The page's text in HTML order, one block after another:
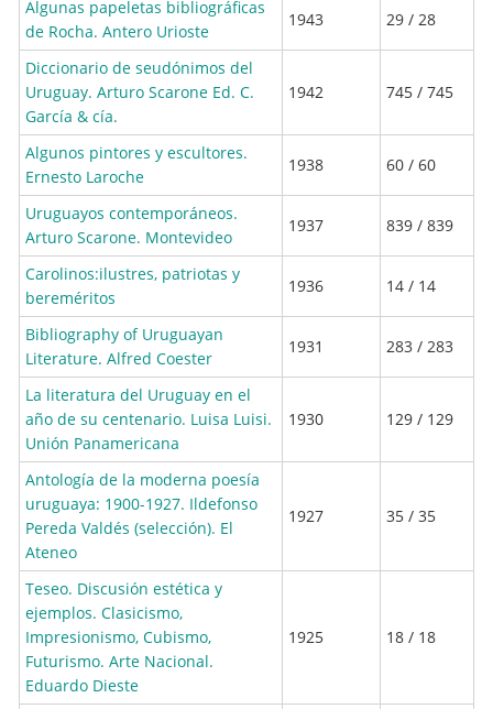
Algunas papeletas bibliográficas
de Rocha. Antero Urioste
1943 29 / 28
Diccionario de seudónimos del
Uruguay. Arturo Scarone Ed. C.
García & cía.
1942 745 / 745
Algunos pintores y escultores.
Ernesto Laroche
1938 60 / 60
Uruguayos contemporáneos.
Arturo Scarone. Montevideo
1937 839 / 839
Carolinos:ilustres, patriotas y
bereméritos
1936 14 / 14
Bibliography of Uruguayan
Literature. Alfred Coester
1931 283 / 283
La literatura del Uruguay en el
año de su centenario. Luisa Luisi.
Unión Panamericana
1930 129 / 129
Antología de la moderna poesía
uruguaya: 1900-1927. Ildefonso
Pereda Valdés (selección). El
Ateneo
1927 35 / 35
Teseo. Discusión estética y
ejemplos. Clasicismo,
Impresionismo, Cubismo,
Futurismo. Arte Nacional.
Eduardo Dieste
1925 18 / 18